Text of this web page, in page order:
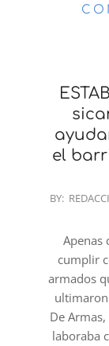
el
2024-
BY:
Apenas
cumplir
armados
ultimaron
De
laboraba